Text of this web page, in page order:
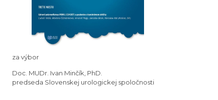
za výbor
Doc. MUDr. Ivan Minčík, PhD.
predseda Slovenskej urologickej spoločnosti